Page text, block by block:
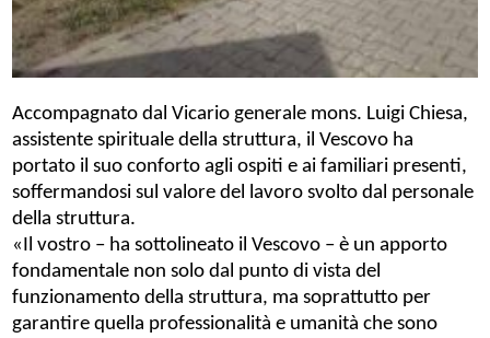
Accompagnato dal Vicario generale mons. Luigi Chiesa,
assistente spirituale della struttura, il Vescovo ha
portato il suo conforto agli ospiti e ai familiari presenti,
soffermandosi sul valore del lavoro svolto dal personale
della struttura.
«Il vostro – ha sottolineato il Vescovo –è un apporto
fondamentale non solo dal punto di vista del
funzionamento della struttura, ma soprattutto per
garantire quella professionalità e umanità che sono